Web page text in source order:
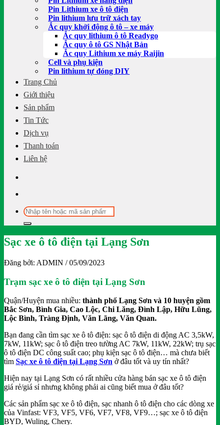
Pin Lithium xe ô tô điện
Pin lithium lưu trữ xách tay
Ắc quy khởi động ô tô – xe máy
Ắc quy lithium ô tô Readygo
Ắc quy ô tô GS Nhật Bản
Ắc quy Lithium xe máy Raijin
Cell và phụ kiện
Pin lithium tự đóng DIY
Trang Chủ
Giới thiệu
Sản phẩm
Tin Tức
Dịch vụ
Thanh toán
Liên hệ
Tìm
kiếm:
Sạc xe ô tô điện tại Lạng Sơn
Đăng bởi: ADMIN / 05/09/2023
Trạm sạc xe ô tô điện tại Lạng Sơn
Quận/Huyện mua nhiều: thành phố Lạng Sơn và 10 huyện gồm
Bắc Sơn, Bình Gia, Cao Lộc, Chi Lăng, Đình Lập, Hữu Lũng,
Lộc Bình, Tràng Định, Văn Lãng, Văn Quan.
Bạn đang cần tìm sạc xe ô tô điện: sạc ô tô điện di động AC 3,5kW,
7kW, 11kW; sạc ô tô điện treo tường AC 7kW, 11kW, 22kW; trụ sạc
ô tô điện DC công suất cao; phụ kiện sạc ô tô điện… mà chưa biết
tìm Sạc xe ô tô điện tại Lạng Sơn ở đâu tốt và uy tín nhất?
Hiện nay tại Lạng Sơn có rất nhiều cửa hàng bán sạc xe ô tô điện
giá rẻ/giá sỉ nhưng không phải ai cũng biết mua ở đâu tốt?
Các sản phẩm sạc xe ô tô điện, sạc nhanh ô tô điện cho các dòng xe
của Vinfast: VF3, VF5, VF6, VF7, VF8, VF9…; sạc xe ô tô điện
BYD, Wuling, Chery.